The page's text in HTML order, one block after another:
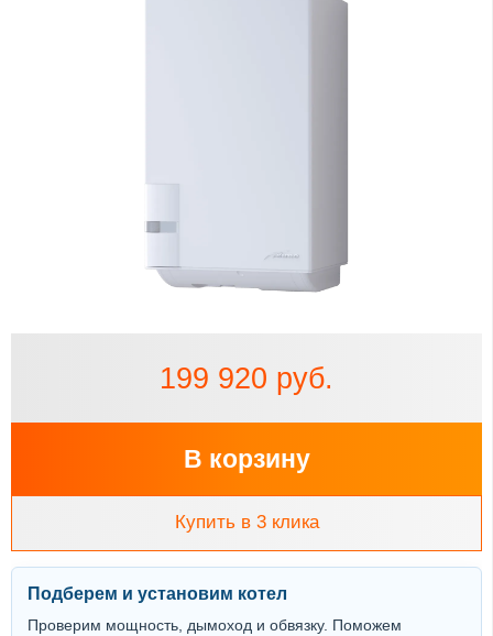
199 920 руб.
В корзину
Купить в 3 клика
Подберем и установим котел
Проверим мощность, дымоход и обвязку. Поможем